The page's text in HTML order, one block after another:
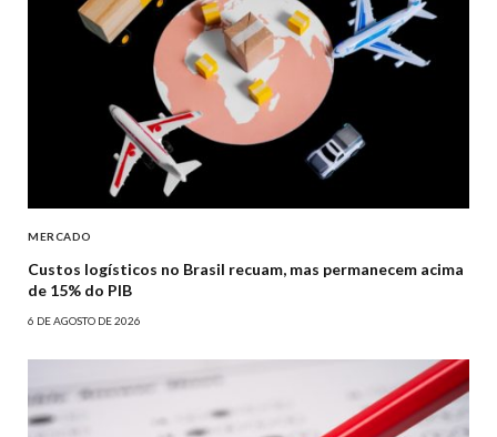
MERCADO
Custos logísticos no Brasil recuam, mas permanecem acima
de 15% do PIB
6 DE AGOSTO DE 2026